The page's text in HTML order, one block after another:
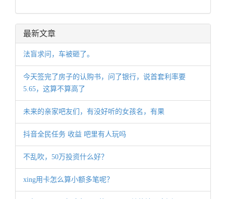
最新文章
法盲求问，车被砸了。
今天签完了房子的认购书，问了银行，说首套利率要
5.65，这算不算高了
未来的亲家吧友们，有没好听的女孩名，有果
抖音全民任务 收益 吧里有人玩吗
不乱吹，50万投资什么好？
xing用卡怎么算小额多笔呢？